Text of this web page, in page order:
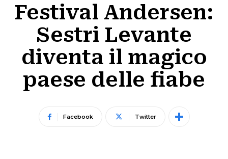
Festival Andersen:
Sestri Levante
diventa il magico
paese delle fiabe
Facebook Twitter